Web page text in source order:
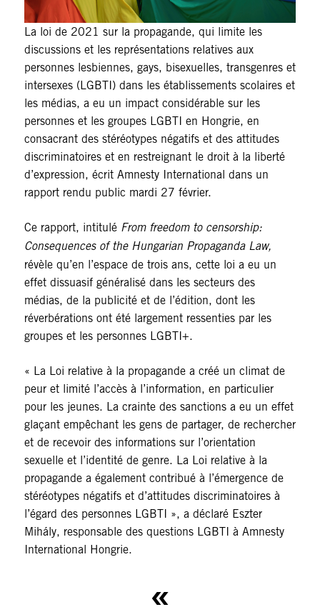
La loi de 2021 sur la propagande, qui limite les
discussions et les représentations relatives aux
personnes lesbiennes, gays, bisexuelles, transgenres et
intersexes (LGBTI) dans les établissements scolaires et
les médias, a eu un impact considérable sur les
personnes et les groupes LGBTI en Hongrie, en
consacrant des stéréotypes négatifs et des attitudes
discriminatoires et en restreignant le droit à la liberté
d’expression, écrit Amnesty International dans un
rapport rendu public mardi 27 février.
Ce rapport, intitulé From freedom to censorship:
Consequences of the Hungarian Propaganda Law,
révèle qu’en l’espace de trois ans, cette loi a eu un
effet dissuasif généralisé dans les secteurs des
médias, de la publicité et de l’édition, dont les
réverbérations ont été largement ressenties par les
groupes et les personnes LGBTI+.
« La Loi relative à la propagande a créé un climat de
peur et limité l’accès à l’information, en particulier
pour les jeunes. La crainte des sanctions a eu un effet
glaçant empêchant les gens de partager, de rechercher
et de recevoir des informations sur l’orientation
sexuelle et l’identité de genre. La Loi relative à la
propagande a également contribué à l’émergence de
stéréotypes négatifs et d’attitudes discriminatoires à
l’égard des personnes LGBTI », a déclaré Eszter
Mihály, responsable des questions LGBTI à Amnesty
International Hongrie.